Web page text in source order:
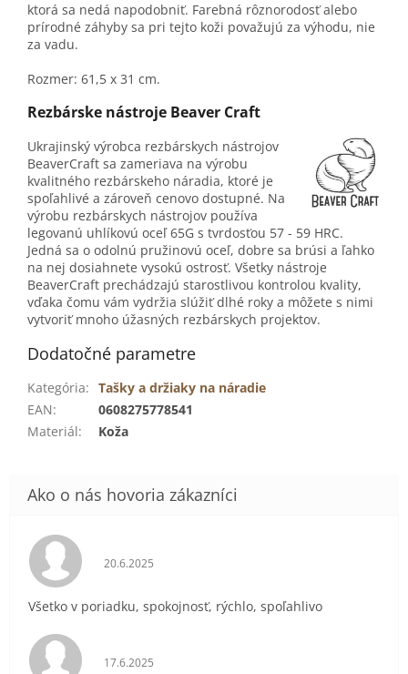
ktorá sa nedá napodobniť. Farebná rôznorodosť alebo
prírodné záhyby sa pri tejto koži považujú za výhodu, nie
za vadu.
Rozmer: 61,5 x 31 cm.
Rezbárske nástroje Beaver Craft
Ukrajinský výrobca rezbárskych nástrojov
BeaverCraft sa zameriava na výrobu
kvalitného rezbárskeho náradia, ktoré je
spoľahlivé a zároveň cenovo dostupné. Na
výrobu rezbárskych nástrojov používa
legovanú uhlíkovú oceľ 65G s tvrdosťou 57 - 59 HRC.
Jedná sa o odolnú pružinovú oceľ, dobre sa brúsi a ľahko
na nej dosiahnete vysokú ostrosť. Všetky nástroje
BeaverCraft prechádzajú starostlivou kontrolou kvality,
vďaka čomu vám vydržia slúžiť dlhé roky a môžete s nimi
vytvoriť mnoho úžasných rezbárskych projektov.
Dodatočné parametre
Kategória: Tašky a držiaky na náradie
EAN:
0608275778541
Materiál: Koža
Hodnotenie obchodu je 5 z 5 hviezdičiek.
20.6.2025
Všetko v poriadku, spokojnosť, rýchlo, spoľahlivo
Hodnotenie obchodu je 5 z 5 hviezdičiek.
17.6.2025